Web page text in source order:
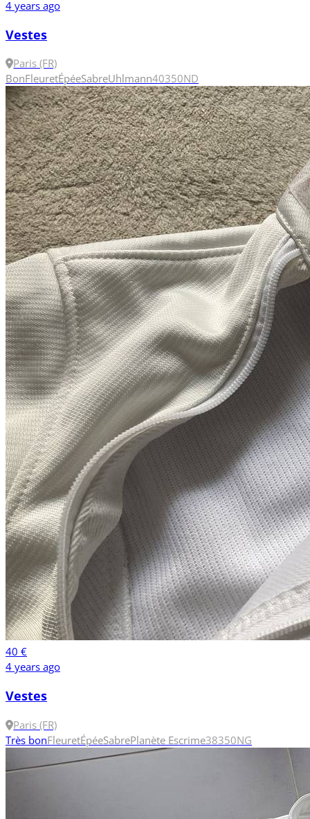
4 years ago
Vestes
Paris (FR)
BonFleuretÉpéeSabreUhlmann40350ND
40 €
4 years ago
Vestes
Paris (FR)
Très bonFleuretÉpéeSabrePlanète Escrime38350NG